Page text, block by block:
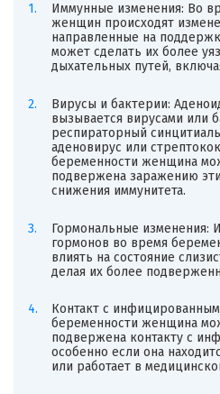
Иммунные изменения: Во
женщин происходят
направленные на
может сделать их более
дыхательных путей,
Вирусы и бактерии:
вызывается вирусами или
респираторный
аденовирус или
беременности женщина
подвержена заражению
снижения иммунитета.
Гормональные изменения:
гормонов во время
влиять на состояние
делая их более
Контакт с
беременности женщина
подвержена контакту с
особенно если она
или работает в